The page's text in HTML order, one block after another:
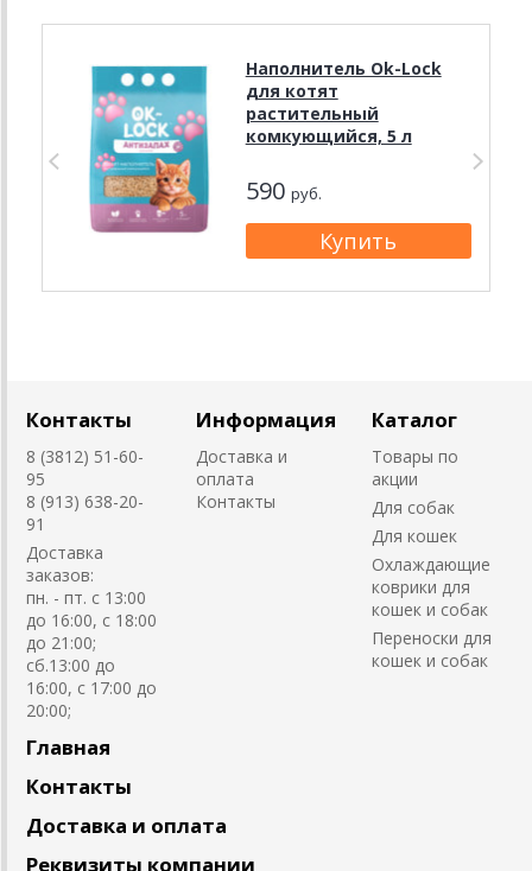
Наполнитель Ok-Lock
для котят
растительный
комкующийся, 5 л
590 руб.
Контакты
8 (3812) 51-60-
95
8 (913) 638-20-
91
Доставка
заказов:
пн. - пт. с 13:00
до 16:00, с 18:00
до 21:00;
сб.13:00 до
16:00, с 17:00 до
20:00;
Информация
Доставка и
оплата
Контакты
Каталог
Товары по
акции
Для собак
Для кошек
Охлаждающие
коврики для
кошек и собак
Переноски для
кошек и собак
Главная
Контакты
Доставка и оплата
Реквизиты компании